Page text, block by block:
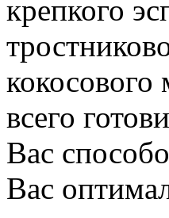
крепкого
кокосового
всего
Вас
Вас